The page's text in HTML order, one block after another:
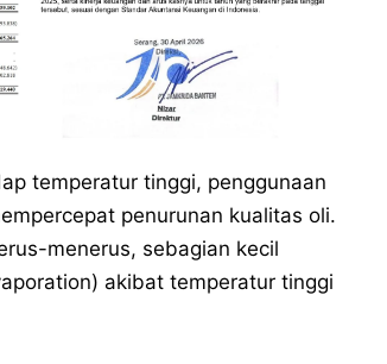
temperatur tinggi, penggunaan
penurunan kualitas oli.
menerus, sebagian kecil
akibat temperatur tinggi